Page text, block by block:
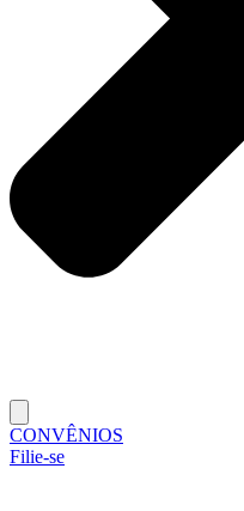
CONVÊNIOS
Filie-se